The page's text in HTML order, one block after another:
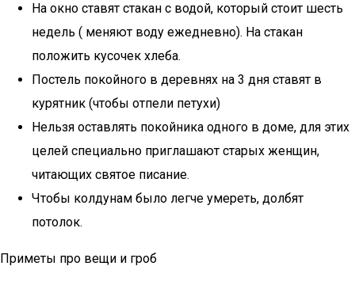
На окно ставят стакан с водой, который стоит шесть
недель ( меняют воду ежедневно). На стакан
положить кусочек хлеба.
Постель покойного в деревнях на 3 дня ставят в
курятник (чтобы отпели петухи)
Нельзя оставлять покойника одного в доме, для этих
целей специально приглашают старых женщин,
читающих святое писание.
Чтобы колдунам было легче умереть, долбят
потолок.
Приметы про вещи и гроб